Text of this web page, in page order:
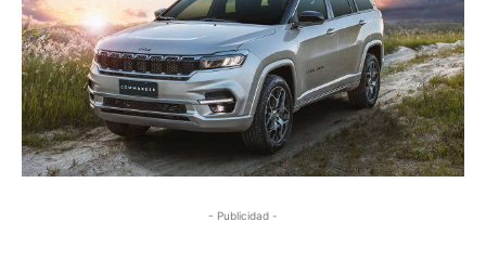
- Publicidad -